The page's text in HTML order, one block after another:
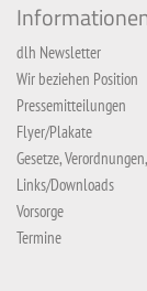
dlh Newsletter
Wir beziehen Position
Pressemitteilungen
Flyer/Plakate
Gesetze,
Links/Downloads
Vorsorge
Termine